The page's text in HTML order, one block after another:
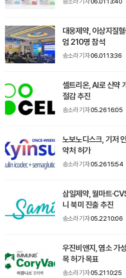
대웅제약, 이상지질
엄 210명 참석
송소라 기자06.01 13:36
셀트리온, AI로 신약
절감 추진
송소라 기자05.26 16:05
노보노디스크, 기저
약처 허가
송소라 기자05.26 15:54
삼일제약, 월마트
니 북미 진출 추진
송소라 기자05.22 10:06
우진비앤지, 염소 가
목 허가 목표
송소라 기자05.21 10:25